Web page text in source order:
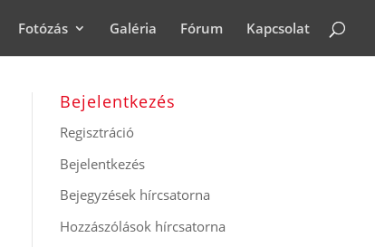
Fotózás Galéria Fórum Kapcsolat
Bejelentkezés
Regisztráció
Bejelentkezés
Bejegyzések hírcsatorna
Hozzászólások hírcsatorna